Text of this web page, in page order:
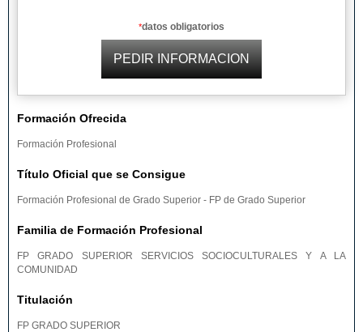
*datos obligatorios
Formación Ofrecida
Formación Profesional
Título Oficial que se Consigue
Formación Profesional de Grado Superior - FP de Grado Superior
Familia de Formación Profesional
FP GRADO SUPERIOR SERVICIOS SOCIOCULTURALES Y A LA
COMUNIDAD
Titulación
FP GRADO SUPERIOR